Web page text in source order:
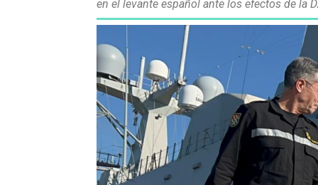
en el levante español ante los efectos de la